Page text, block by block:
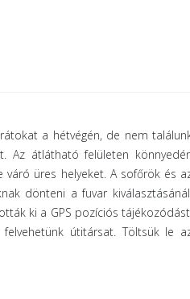
a hétvégén, de nem
Az átlátható felületen
üres helyeket. A sofőrök és
dönteni a fuvar
ki a GPS pozíciós
útitársat. Töltsük le